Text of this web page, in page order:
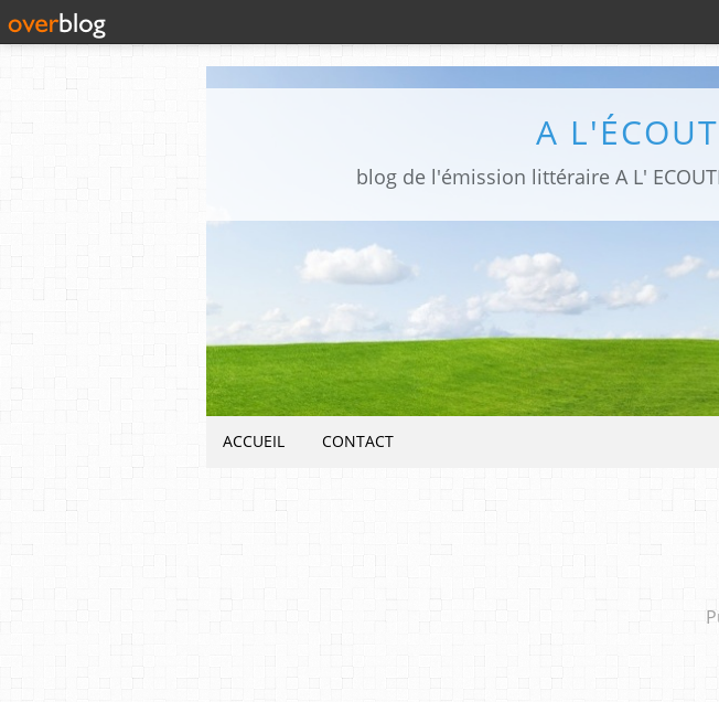
A
blog de l'émission littéraire A L'
ACCUEIL CONTACT